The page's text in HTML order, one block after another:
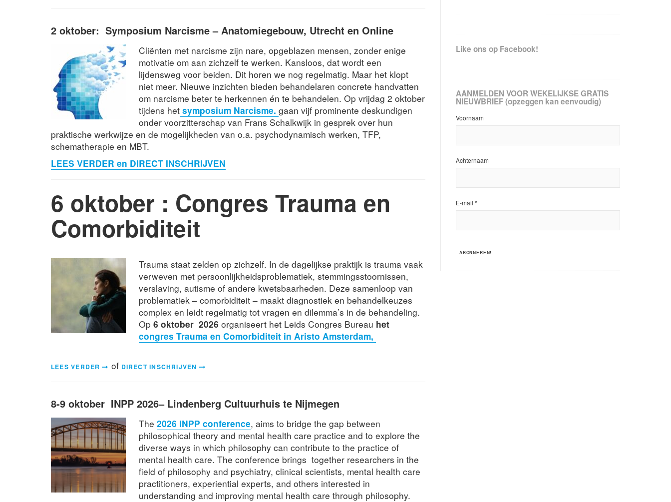
2 oktober: Symposium Narcisme – Anatomiegebouw, Utrecht en Online
Cliënten met narcisme zijn nare, opgeblazen mensen, zonder enige
motivatie om aan zichzelf te werken. Kansloos, dat wordt een
lijdensweg voor beiden. Dit horen we nog regelmatig. Maar het klopt
niet meer. Nieuwe inzichten bieden behandelaren concrete handvatten
om narcisme beter te herkennen én te behandelen. Op vrijdag 2 oktober
tijdens het symposium Narcisme.gaan vijf prominente deskundigen
onder voorzitterschap van Frans Schalkwijk in gesprek over hun
praktische werkwijze en de mogelijkheden van o.a. psychodynamisch werken, TFP,
schematherapie en MBT.
LEES VERDER en DIRECT INSCHRIJVEN
6 oktober : Congres Trauma en
Comorbiditeit
Trauma staat zelden op zichzelf. In de dagelijkse praktijk is trauma vaak
verweven met persoonlijkheidsproblematiek, stemmingsstoornissen,
verslaving, autisme of andere kwetsbaarheden. Deze samenloop van
problematiek – comorbiditeit – maakt diagnostiek en behandelkeuzes
complex en leidt regelmatig tot vragen en dilemma’s in de behandeling.
Op6 oktober 2026 organiseert het Leids Congres Bureau het
congres Trauma en Comorbiditeit in Aristo Amsterdam,
LEES VERDER of DIRECT INSCHRIJVEN
8-9 oktober INPP 2026– Lindenberg Cultuurhuis te Nijmegen
The2026 INPP conference, aims to bridge the gap between
philosophical theory and mental health care practice and to explore the
diverse ways in which philosophy can contribute to the practice of
mental health care. The conference brings together researchers in the
field of philosophy and psychiatry, clinical scientists, mental health care
practitioners, experiential experts, and others interested in
understanding and improving mental health care through philosophy.
Like ons op Facebook!
AANMELDEN VOOR WEKELIJKSE GRATIS
NIEUWBRIEF (opzeggen kan eenvoudig)
Voornaam
Achternaam
E-mail *